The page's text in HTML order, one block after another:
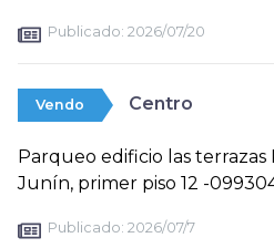
Publicado: 2026/07/20
Vendo Centro
Parqueo edificio las
Junín, primer piso 12 -
Publicado: 2026/07/7